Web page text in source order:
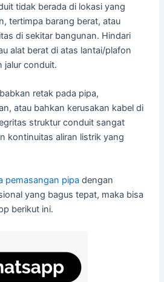
tidak berada di lokasi yang
tertimpa barang berat, atau
di sekitar bangunan. Hindari
alat berat di atas lantai/plafon
jalur conduit.
retak pada pipa,
atau bahkan kerusakan kabel di
struktur conduit sangat
kontinuitas aliran listrik yang
pemasangan pipa dengan
yang bagus tepat, maka bisa
berikut ini.